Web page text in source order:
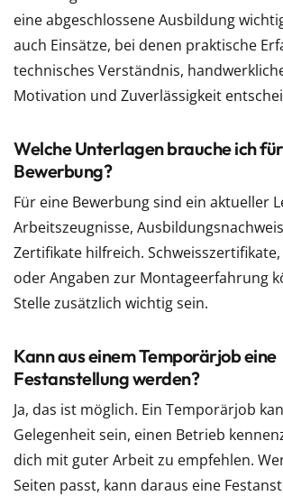
eine abgeschlossene Ausbildung
auch Einsätze, bei denen praktische
technisches Verständnis,
Motivation und Zuverlässigkeit
Welche Unterlagen brauche ich
Bewerbung?
Für eine Bewerbung sind ein aktueller
Arbeitszeugnisse,
Zertifikate hilfreich.
oder Angaben zur Montageerfahrung
Stelle zusätzlich wichtig sein.
Kann aus einem Temporärjob eine
Festanstellung werden?
Ja, das ist möglich. Ein Temporärjob
Gelegenheit sein, einen Betrieb
dich mit guter Arbeit zu empfehlen.
Seiten passt, kann daraus eine